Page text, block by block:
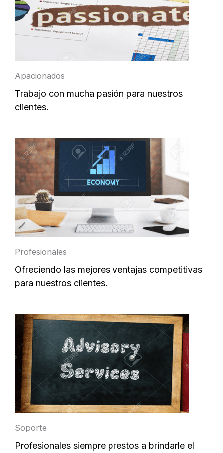
Apacionados
Trabajo con mucha pasión para nuestros
clientes.
Profesionales
Ofreciendo las mejores ventajas competitivas
para nuestros clientes.
Soporte
Profesionales siempre prestos a brindarle el